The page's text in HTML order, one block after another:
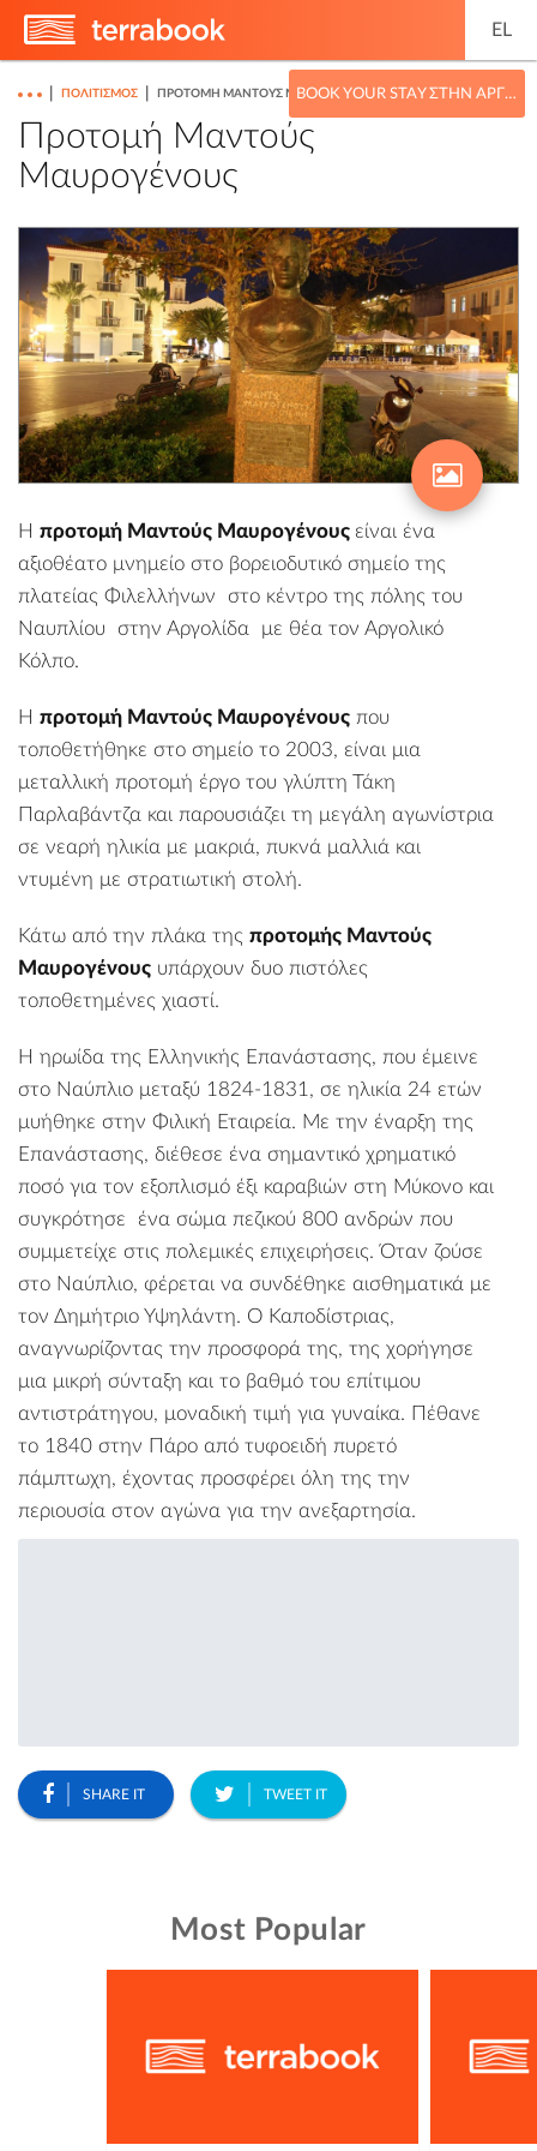
EL
BOOK YOUR STAY ΣΤΗΝ ΑΡΓΟΛΊΔΑ
ΠΟΛΙΤΙΣΜΌΣ ΠΡΟΤΟΜΉ ΜΑΝΤΟΎΣ ΜΑΥΡΟΓΈΝΟΥΣ
Προτομή Μαντούς
Μαυρογένους
H προτομή Μαντούς Μαυρογένους είναι ένα
αξιοθέατο μνημείο στο βορειοδυτικό σημείο της
πλατείας Φιλελλήνων στο κέντρο της πόλης του
Ναυπλίου στην Αργολίδα με θέα τον Αργολικό
Κόλπο.
H προτομή Μαντούς Μαυρογένους που
τοποθετήθηκε στο σημείο το 2003, είναι μια
μεταλλική προτομή έργο του γλύπτη Τάκη
Παρλαβάντζα και παρουσιάζει τη μεγάλη αγωνίστρια
σε νεαρή ηλικία με μακριά, πυκνά μαλλιά και
ντυμένη με στρατιωτική στολή.
Κάτω από την πλάκα της προτομής Μαντούς
Μαυρογένους υπάρχουν δυο πιστόλες
τοποθετημένες χιαστί.
Η ηρωίδα της Ελληνικής Επανάστασης, που έμεινε
στο Ναύπλιο μεταξύ 1824-1831, σε ηλικία 24 ετών
μυήθηκε στην Φιλική Εταιρεία. Με την έναρξη της
Επανάστασης, διέθεσε ένα σημαντικό χρηματικό
ποσό για τον εξοπλισμό έξι καραβιών στη Μύκονο και
συγκρότησε ένα σώμα πεζικού 800 ανδρών που
συμμετείχε στις πολεμικές επιχειρήσεις. Όταν ζούσε
στο Ναύπλιο, φέρεται να συνδέθηκε αισθηματικά με
τον Δημήτριο Υψηλάντη. Ο Καποδίστριας,
αναγνωρίζοντας την προσφορά της, της χορήγησε
μια μικρή σύνταξη και το βαθμό του επίτιμου
αντιστράτηγου, μοναδική τιμή για γυναίκα. Πέθανε
το 1840 στην Πάρο από τυφοειδή πυρετό
πάμπτωχη, έχοντας προσφέρει όλη της την
περιουσία στον αγώνα για την ανεξαρτησία.
SHARE IT TWEET IT
Most Popular